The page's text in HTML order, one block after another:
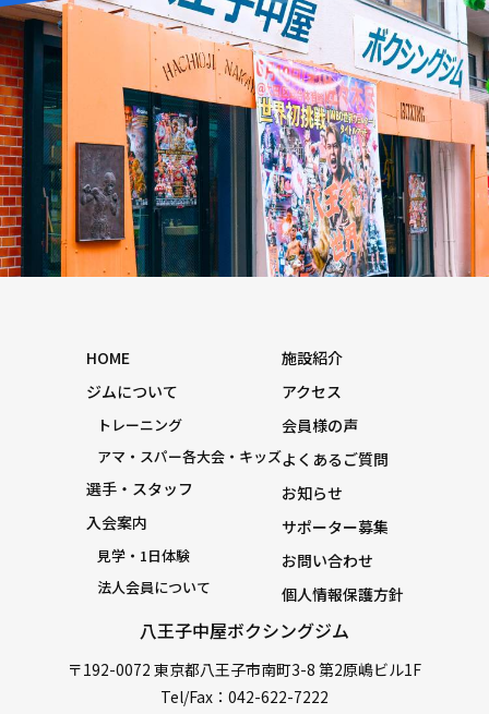
八王子中屋ボクシングジム
〒192-0072 東京都八王子市南町3-8 第2原嶋ビル1F
Tel/Fax：042-622-7222
HOME
ジムについて
トレーニング
アマ・スパー各大会・キッズ
選手・スタッフ
入会案内
見学・1日体験
法人会員について
施設紹介
アクセス
会員様の声
よくあるご質問
お知らせ
サポーター募集
お問い合わせ
個人情報保護方針